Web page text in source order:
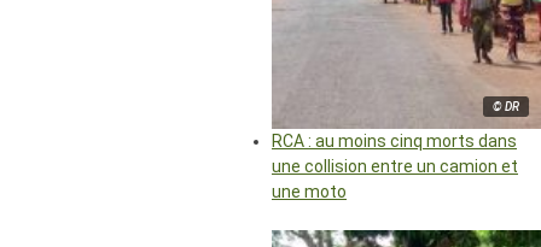
© DR
RCA : au moins cinq morts dans
une collision entre un camion et
une moto